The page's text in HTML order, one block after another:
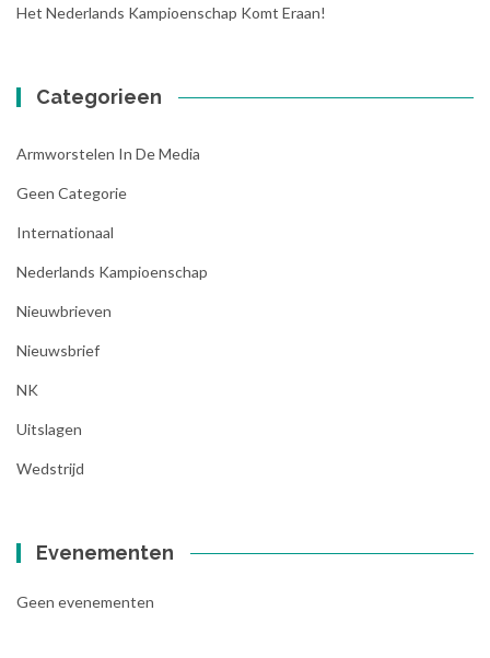
Het Nederlands Kampioenschap Komt Eraan!
Categorieen
Armworstelen In De Media
Geen Categorie
Internationaal
Nederlands Kampioenschap
Nieuwbrieven
Nieuwsbrief
NK
Uitslagen
Wedstrijd
Evenementen
Geen evenementen